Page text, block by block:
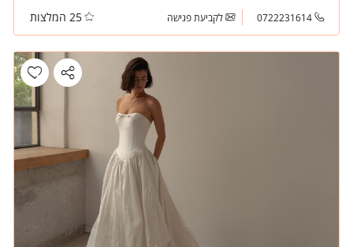
0722231614 לקביעת פגישה 25 המלצות